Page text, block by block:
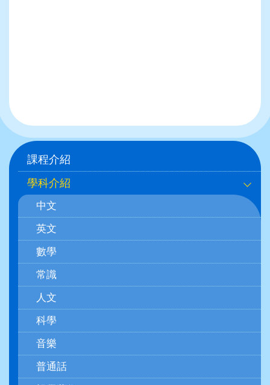
Main
navigation
(學
科)
課程介紹
學科介紹
中文
英文
數學
常識
人文
科學
音樂
普通話